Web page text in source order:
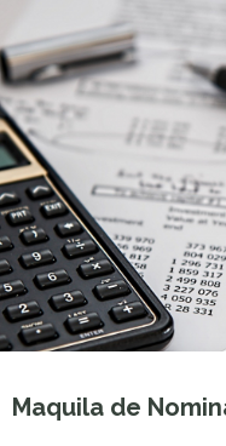
Maquila de